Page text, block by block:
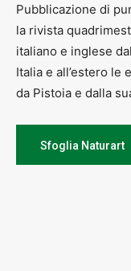
Pubblicazione di
la rivista
italiano e inglese
Italia e all’estero
da Pistoia e dalla
Sfoglia Naturart